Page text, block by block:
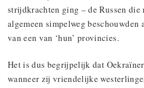
strijdkrachten ging – de Russen die
algemeen simpelweg beschouwden
van een van ‘hun’ provincies.
Het is dus begrijpelijk dat
wanneer zij vriendelijke